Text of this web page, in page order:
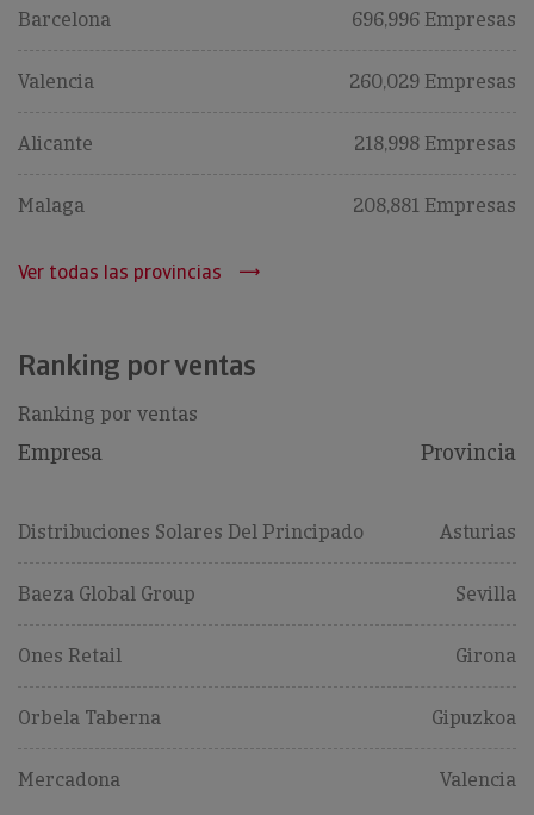
Barcelona 696,996 Empresas
Valencia 260,029 Empresas
Alicante 218,998 Empresas
Malaga 208,881 Empresas
Ver todas las provincias
Ranking por ventas
Ranking por ventas
Empresa Provincia
Distribuciones Solares Del Principado Asturias
Baeza Global Group Sevilla
Ones Retail Girona
Orbela Taberna Gipuzkoa
Mercadona Valencia